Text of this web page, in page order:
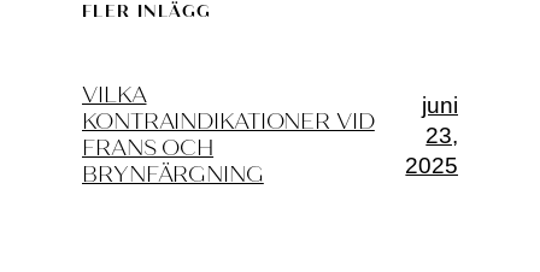
FLER INLÄGG
VILKA
KONTRAINDIKATIONER VID
FRANS OCH
BRYNFÄRGNING
juni
23,
2025